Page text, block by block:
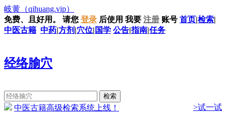
岐黄 （qihuang.vip）
免费、且好用。
请您 登录 后使用 我要 注册 账号 首页|检索|
中医古籍 中药|方剂 |穴位| 国学 公告|指南|任务
经络腧穴
中医古籍高级检索系统上线！ >试一试